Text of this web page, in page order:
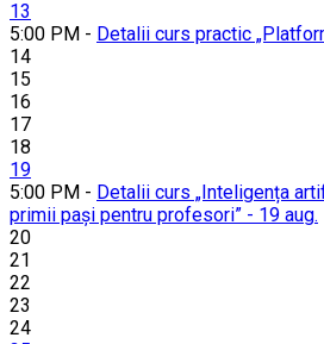
13
5:00 PM - Detalii curs practic
14
15
16
17
18
19
5:00 PM - Detalii curs „Inteligența
primii pași pentru profesori” - 19 aug.
20
21
22
23
24